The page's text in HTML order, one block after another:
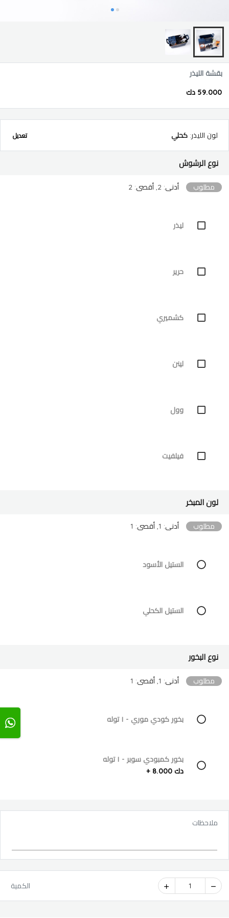
بقشة الليذر
59.000 دك
لون الليذر: كحلي تعديل
نوع الرشوش
مطلوب أدنى: 2, أقصى: 2
ليذر
حرير
كشميري
لينن
وول
فيلفيت
لون المبخر
مطلوب أدنى: 1, أقصى: 1
الستيل الأسود
الستيل الكحلي
نوع البخور
مطلوب أدنى: 1, أقصى: 1
بخور كودي موري - ١ توله
بخور كمبودي سوبر - ١ توله
دك 8.000 +
ملاحظات
الكمية 1